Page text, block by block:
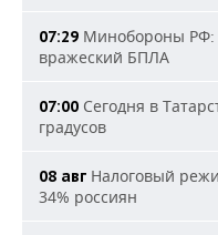
07:29 Минобороны РФ:
вражеский БПЛА
07:00 Сегодня в
градусов
08 авг Налоговый
34% россиян